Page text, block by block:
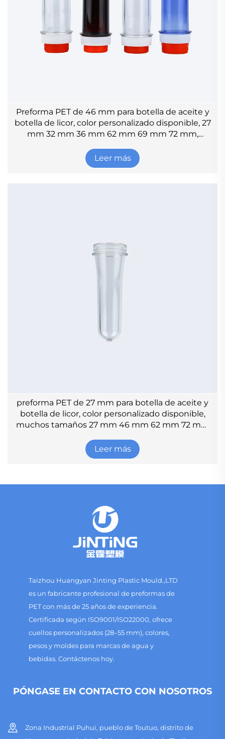
Preforma PET de 46 mm para botella de aceite y
botella de licor, color personalizado disponible, 27
mm 32 mm 36 mm 62 mm 69 mm 72 mm,
Leer más
preforma PET de 27 mm para botella de aceite y
botella de licor, color personalizado disponible,
muchos tamaños 27 mm 46 mm 62 mm 72 mm
Leer más
Taizhou Huangyan Jinting Plastic Mould.,LTD
es un fabricante profesional de preformas de
PET con más de 25 años de experiencia.
Certificada según ISO9001/ISO22000, ofrece
cuellos personalizados (28–55 mm), colores,
pesos y moldes para marcas de agua y
bebidas. Contáctenos hoy.
PÓNGASE EN CONTACTO CON NOSOTROS
Zona Industrial Puhui, pueblo de Toutuo, distrito de